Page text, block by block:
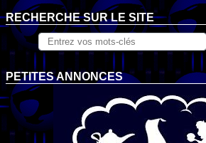
RECHERCHE SUR LE SITE
PETITES ANNONCES